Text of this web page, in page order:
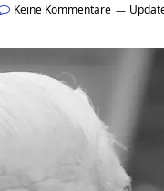
Keine Kommentare